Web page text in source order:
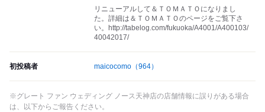
リニューアルして＆ＴＯＭＡＴＯになりまし
た。詳細は＆ＴＯＭＡＴＯのページをご覧下さ
い。http://tabelog.com/fukuoka/A4001/A400103/
40042017/
初投稿者 maicocomo （964）
※グレート ファン ウェディング ノース天神店の店舗情報に誤りがある場合
は、以下からご報告ください。